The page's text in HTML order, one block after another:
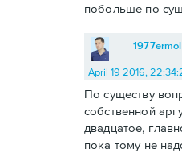
побольше по
April 19 2016,
По существу
собственной
двадцатое,
пока тому не